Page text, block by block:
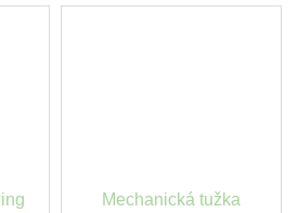
Mechanická tužka